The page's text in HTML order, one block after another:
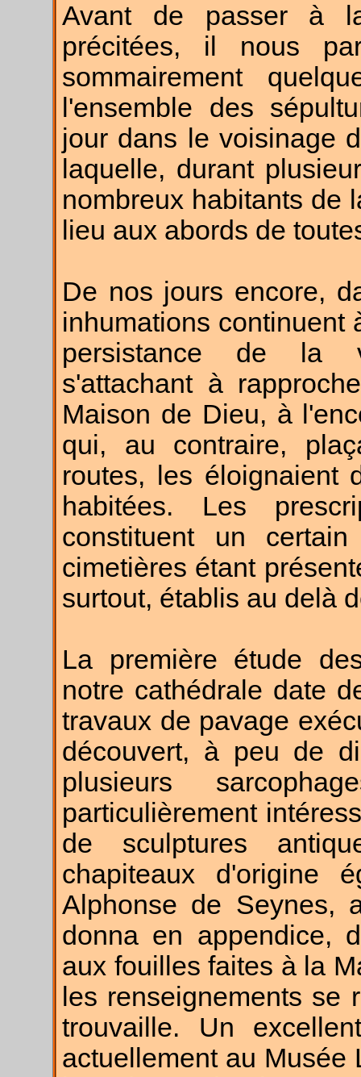
Avant de passer à
précitées, il nous
sommairement
l'ensemble des
jour dans le voisinage
laquelle, durant
nombreux habitants de
lieu aux abords de
De nos jours encore,
inhumations continuent
persistance de la
s'attachant à
Maison de Dieu, à
qui, au contraire,
routes, les éloignaient
habitées. Les
constituent un
cimetières étant
surtout, établis au delà
La première étude
notre cathédrale date
travaux de pavage
découvert, à peu de
plusieurs
particulièrement
de sculptures
chapiteaux d'origine
Alphonse de Seynes,
donna en appendice,
aux fouilles faites à la
les renseignements se
trouvaille. Un
actuellement au Musée